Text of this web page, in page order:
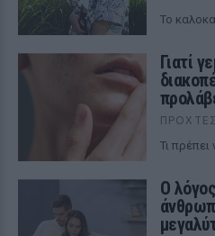
To
Γιατί
ΠΡΟΧΤΈΣ
Τι πρέπει
Ο